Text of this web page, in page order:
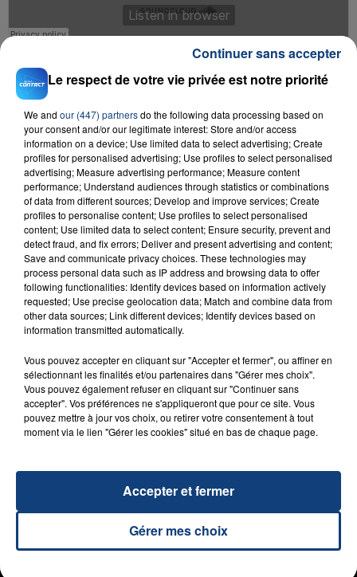
8. ZHU "Faded"
9. David Guetta & Sam Martin "Lovers on the Sun"
10. Rehab & Deorro "Flashlight"
Le respect de votre vie privée est notre priorité
We and our (447) partnersdo the following data processing based on
your consent and/or our legitimate interest: Store and/or access
information on a device; Use limited data to select advertising; Create
profiles for personalised advertising; Use profiles to select personalised
advertising; Measure advertising performance; Measure content
performance; Understand audiences through statistics or combinations
of data from different sources; Develop and improve services; Create
profiles to personalise content; Use profiles to select personalised
content; Use limited data to select content; Ensure security, prevent and
detect fraud, and fix errors; Deliver and present advertising and content;
Save and communicate privacy choices. These technologies may
process personal data such as IP address and browsing data to offer
following functionalities: Identify devices based on information actively
requested; Use precise geolocation data; Match and combine data from
other data sources; Link different devices; Identify devices based on
information transmitted automatically.
Vous pouvez accepter en cliquant sur "Accepter et fermer", ou affiner en
sélectionnant les finalités et/ou partenaires dans "Gérer mes choix".
Vous pouvez également refuser en cliquant sur "Continuer sans
accepter". Vos préférences ne s'appliqueront que pour ce site. Vous
pouvez mettre à jour vos choix, ou retirer votre consentement à tout
moment via le lien "Gérer les cookies" situé en bas de chaque page.
Gérer mes choix
Accepter et fermer
Continuer sans accepter